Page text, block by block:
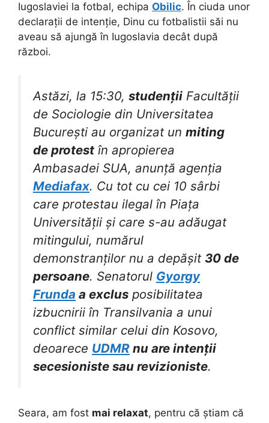
Iugoslaviei la fotbal, echipa Obilic. În ciuda unor
declarații de intenție, Dinu cu fotbalistii săi nu
aveau să ajungă în Iugoslavia decât după
război.
Astăzi, la 15:30, studenții Facultății
de Sociologie din Universitatea
București au organizat un miting
de protest în apropierea
Ambasadei SUA, anunță agenția
Mediafax. Cu tot cu cei 10 sârbi
care protestau ilegal în Piața
Universității și care s-au adăugat
mitingului, numărul
demonstranților nu a depășit 30 de
persoane. Senatorul Gyorgy
Frunda a exclus posibilitatea
izbucnirii în Transilvania a unui
conflict similar celui din Kosovo,
deoarece UDMR nu are intenții
secesioniste sau revizioniste.
Seara, am fost mai relaxat, pentru că știam că